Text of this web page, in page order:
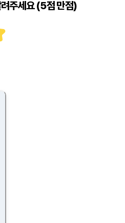
주세요 (5점 만점)